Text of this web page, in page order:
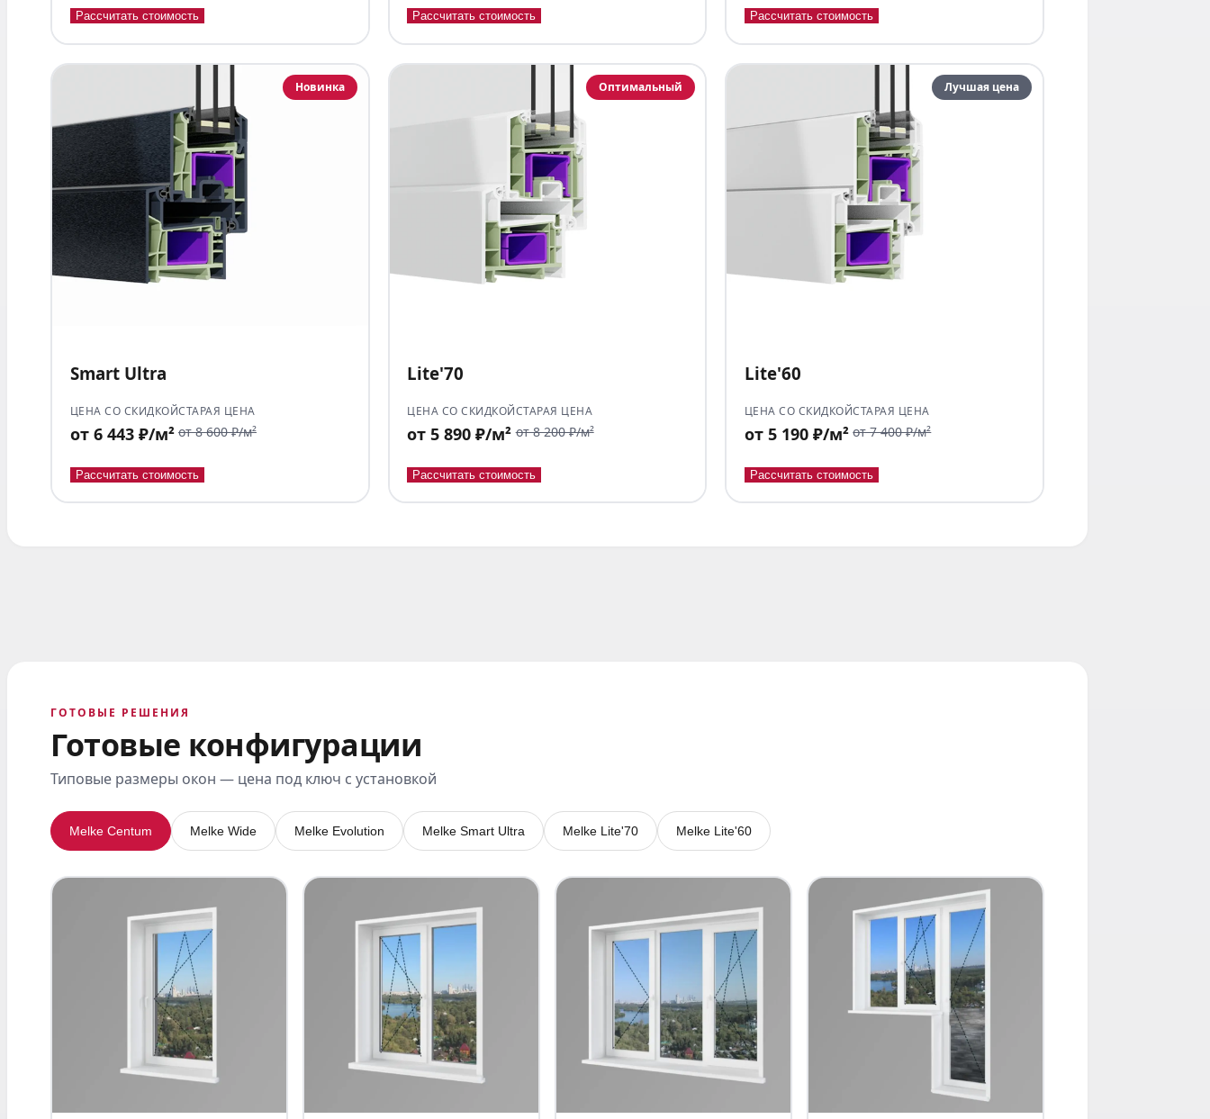
Рассчитать стоимость Рассчитать стоимость Рассчитать стоимость
Новинка
Smart Ultra
ЦЕНА СО СКИДКОЙ
от 6 443 ₽/м²
СТАРАЯ ЦЕНА
от 8 600 ₽/м²
Рассчитать стоимость
Оптимальный
Lite'70
ЦЕНА СО СКИДКОЙ
от 5 890 ₽/м²
СТАРАЯ ЦЕНА
от 8 200 ₽/м²
Рассчитать стоимость
Лучшая цена
Lite'60
ЦЕНА СО СКИДКОЙ
от 5 190 ₽/м²
СТАРАЯ ЦЕНА
от 7 400 ₽/м²
Рассчитать стоимость
ГОТОВЫЕ РЕШЕНИЯ
Готовые конфигурации
Типовые размеры окон — цена под ключ с установкой
Melke Centum Melke Wide Melke Evolution Melke Smart Ultra Melke Lite'70 Melke Lite'60